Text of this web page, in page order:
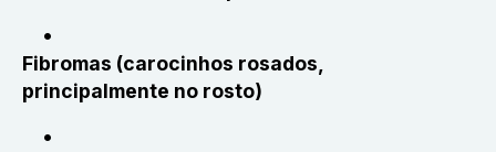
Fibromas (carocinhos rosados,
principalmente no rosto)